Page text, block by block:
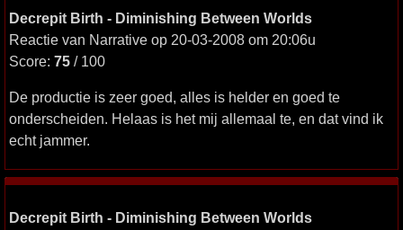
Decrepit Birth - Diminishing Between Worlds
Reactie van Narrative op 20-03-2008 om 20:06u
Score: 75 / 100
De productie is zeer goed, alles is helder en goed te
onderscheiden. Helaas is het mij allemaal te, en dat vind ik
echt jammer.
Decrepit Birth - Diminishing Between Worlds